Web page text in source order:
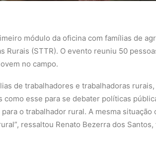
módulo da oficina com famílias de
Rurais (STTR). O evento reuniu 50
no campo.
de trabalhadores e trabalhadoras
esse para se debater políticas
o trabalhador rural. A mesma situação
ressaltou Renato Bezerra dos